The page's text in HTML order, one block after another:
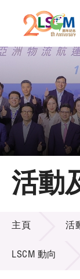
跳到
主頁
關於LSCM
技術商
項目及資
活動及消
活動
活動及消息
主頁 活
LSCM 動向